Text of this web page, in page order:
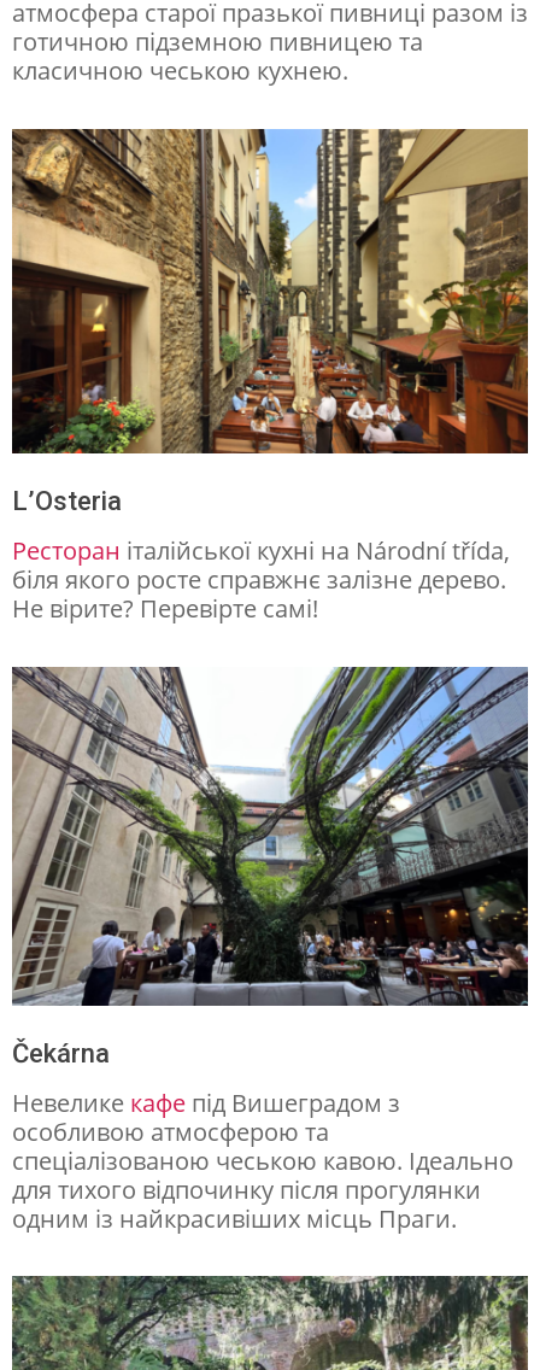
атмосфера старої празької пивниці разом із
готичною підземною пивницею та
класичною чеською кухнею.
L’Osteria
Ресторан італійської кухні на Národní třída,
біля якого росте справжнє залізне дерево.
Не вірите? Перевірте самі!
Čekárna
Невелике кафе під Вишеградом з
особливою атмосферою та
спеціалізованою чеською кавою. Ідеально
для тихого відпочинку після прогулянки
одним із найкрасивіших місць Праги.